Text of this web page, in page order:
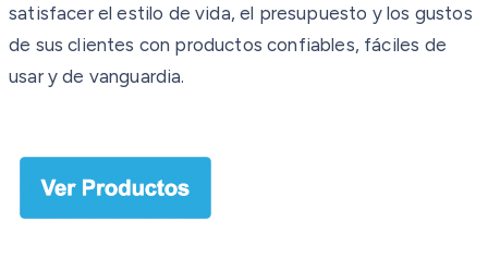
satisfacer el estilo de vida, el presupuesto y los gustos
de sus clientes con productos confiables, fáciles de
usar y de vanguardia.